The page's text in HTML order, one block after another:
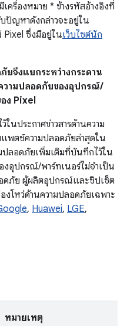
ครื่องหมาย * ข้างรหัสอ้างอิงที่
บปัญหาดังกล่าวจะอยู่ใน
Pixel ซึ่งมีอยู่ในเว็บไซต์นัก
ยจึงแยกระหว่างกระดาน
วามปลอดภัยของอุปกรณ์/
ง Pixel
นประกาศข่าวสารด้านความ
พตช์ความปลอดภัยล่าสุดใน
ลอดภัยเพิ่มเติมที่บันทึกไว้ใน
งอุปกรณ์/พาร์ทเนอร์ไม่จำเป็น
ดภัย ผู้ผลิตอุปกรณ์และชิปเซ็ต
งโหว่ด้านความปลอดภัยเฉพาะ
, Huawei, LGE,
หมายเหตุ